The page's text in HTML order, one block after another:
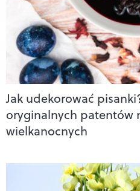
Jak udekorować
oryginalnych patentów
wielkanocnych